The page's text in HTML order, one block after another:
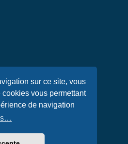
sur ce site, vous
vous permettant
de navigation